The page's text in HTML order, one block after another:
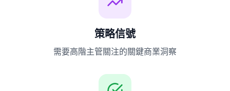
策略信號
需要高階主管關注的關鍵商業洞察